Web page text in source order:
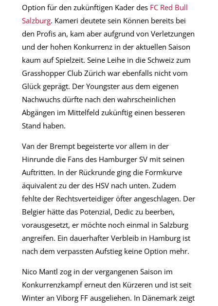
Option für den zukünftigen Kader des FC Red Bull
Salzburg. Kameri deutete sein Können bereits bei
den Profis an, kam aber aufgrund von Verletzungen
und der hohen Konkurrenz in der aktuellen Saison
kaum auf Spielzeit. Seine Leihe in die Schweiz zum
Grasshopper Club Zürich war ebenfalls nicht vom
Glück geprägt. Der Youngster aus dem eigenen
Nachwuchs dürfte nach den wahrscheinlichen
Abgängen im Mittelfeld zukünftig einen besseren
Stand haben.
Van der Brempt begeisterte vor allem in der
Hinrunde die Fans des Hamburger SV mit seinen
Auftritten. In der Rückrunde ging die Formkurve
äquivalent zu der des HSV nach unten. Zudem
fehlte der Rechtsverteidiger öfter angeschlagen. Der
Belgier hätte das Potenzial, Dedic zu beerben,
vorausgesetzt, er möchte noch einmal in Salzburg
angreifen. Ein dauerhafter Verbleib in Hamburg ist
nach dem verpassten Aufstieg keine Option mehr.
Nico Mantl zog in der vergangenen Saison im
Konkurrenzkampf erneut den Kürzeren und ist seit
Winter an Viborg FF ausgeliehen. In Dänemark zeigt